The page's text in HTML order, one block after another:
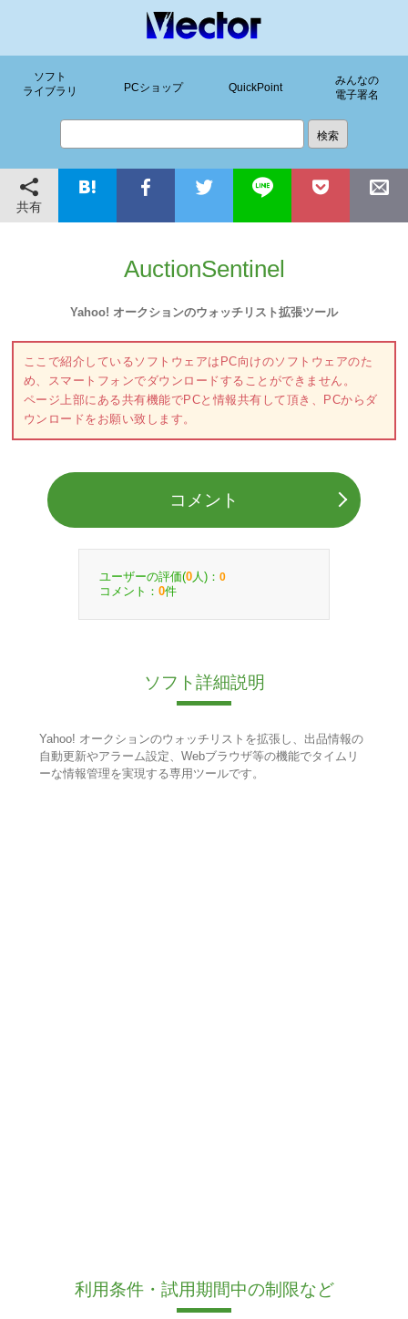
ソフト
ライブラリ
PCショップ QuickPoint
みんなの
電子署名
共有
AuctionSentinel
Yahoo! オークションのウォッチリスト拡張ツール
ここで紹介しているソフトウェアはPC向けのソフトウェアのた
め、スマートフォンでダウンロードすることができません。
ページ上部にある共有機能でPCと情報共有して頂き、PCからダ
ウンロードをお願い致します。
コメント
ユーザーの評価(0 人)： 0
コメント： 0件
ソフト詳細説明
Yahoo! オークションのウォッチリストを拡張し、出品情報の
自動更新やアラーム設定、Webブラウザ等の機能でタイムリ
ーな情報管理を実現する専用ツールです。
利用条件・試用期間中の制限など